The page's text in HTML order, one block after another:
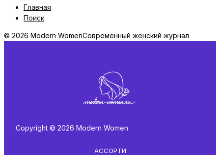
Главная
Поиск
© 2026 Modern WomenСовременный женский журнал
Copyright © 2026 Modern Women
АССОРТИ